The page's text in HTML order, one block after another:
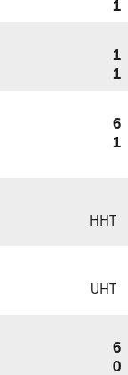
1
1
1
6
1
HHT
UHT
6
0